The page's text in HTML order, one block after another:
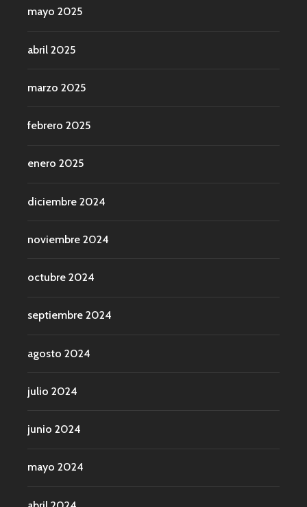
mayo 2025
abril 2025
marzo 2025
febrero 2025
enero 2025
diciembre 2024
noviembre 2024
octubre 2024
septiembre 2024
agosto 2024
julio 2024
junio 2024
mayo 2024